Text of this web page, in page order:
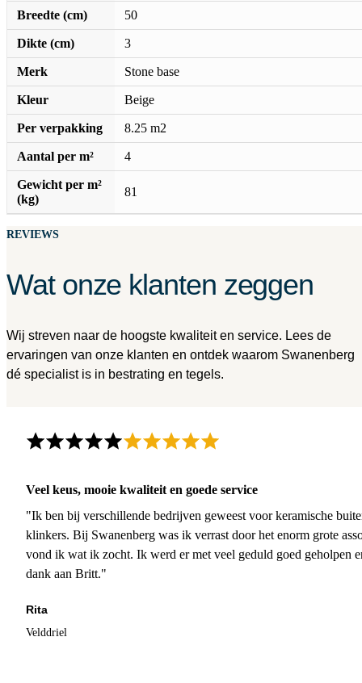
Breedte (cm) 50
Dikte (cm) 3
Merk Stone base
Kleur Beige
Per verpakking 8.25 m2
Aantal per m² 4
Gewicht per m²
(kg)
81
REVIEWS
Wat onze klanten zeggen
Wij streven naar de hoogste kwaliteit en service. Lees de
ervaringen van onze klanten en ontdek waarom Swanenberg
dé specialist is in bestrating en tegels.
Veel keus, mooie kwaliteit en goede service
"Ik ben bij verschillende bedrijven geweest voor keramische
klinkers. Bij Swanenberg was ik verrast door het enorm grote
vond ik wat ik zocht. Ik werd er met veel geduld goed geholpen
dank aan Britt."
Rita
Velddriel